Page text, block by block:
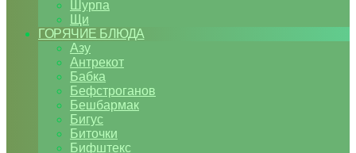
Шурпа
Щи
ГОРЯЧИЕ БЛЮДА
Азу
Антрекот
Бабка
Бефстроганов
Бешбармак
Бигус
Биточки
Бифштекс